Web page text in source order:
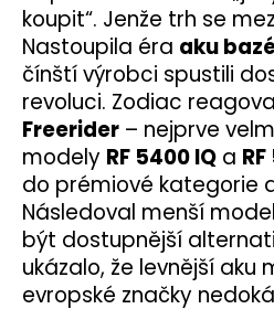
koupit“. Jenže trh se
Nastoupila éra aku
čínští výrobci spustili
revoluci. Zodiac
Freerider – nejprve
modely RF 5400 IQ a
do prémiové kategorie
Následoval menší model
být dostupnější
ukázalo, že levnější
evropské značky